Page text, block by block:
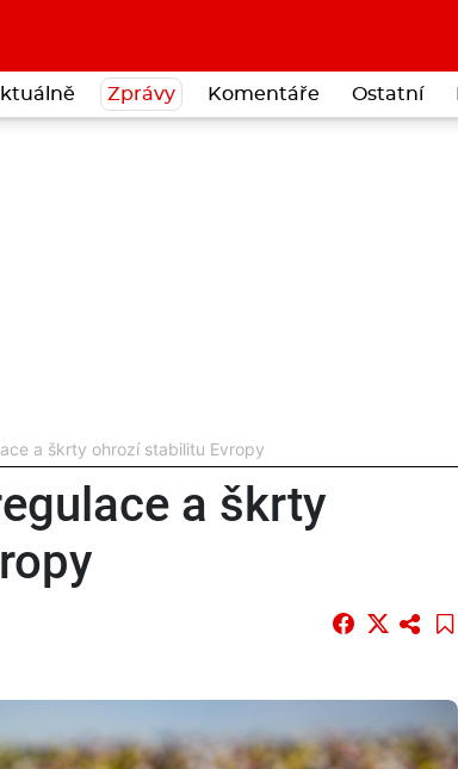
Zprávy Komentáře Ostatní
a škrty ohrozí stabilitu Evropy
a škrty